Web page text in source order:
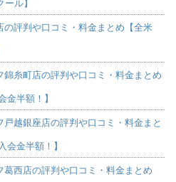
ル】
の評判や口コミ・料金まとめ【全米
錦糸町店の評判や口コミ・料金まとめ
金半額！】
越銀座店の評判や口コミ・料金まと
会金半額！】
葛西店の評判や口コミ・料金まとめ